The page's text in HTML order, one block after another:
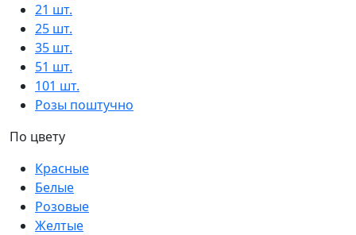
21 шт.
25 шт.
35 шт.
51 шт.
101 шт.
Розы поштучно
По цвету
Красные
Белые
Розовые
Желтые